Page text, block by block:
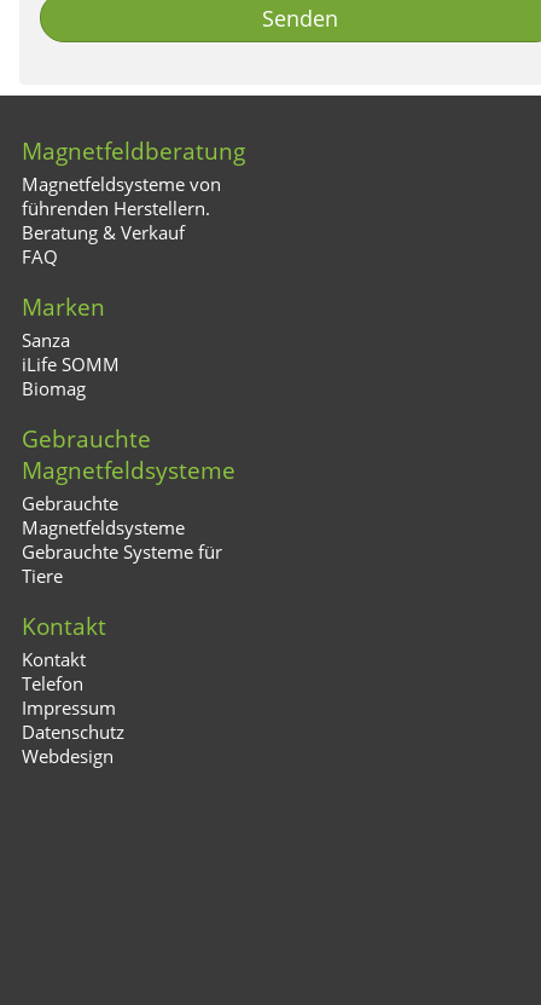
Senden
Magnetfeldberatung
Magnetfeldsysteme von
führenden Herstellern.
Beratung & Verkauf
FAQ
Marken
Sanza
iLife SOMM
Biomag
Gebrauchte
Magnetfeldsysteme
Gebrauchte
Magnetfeldsysteme
Gebrauchte Systeme für
Tiere
Kontakt
Kontakt
Telefon
Impressum
Datenschutz
Webdesign